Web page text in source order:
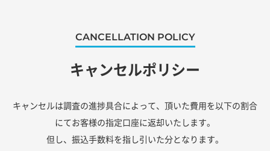
CANCELLATION POLICY
キャンセルポリシー
キャンセルは調査の進捗具合によって、頂いた費用を以下の割合
にてお客様の指定口座に返却いたします。
但し、振込手数料を指し引いた分となります。